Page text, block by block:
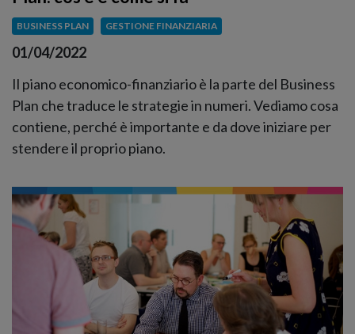
BUSINESS PLAN GESTIONE FINANZIARIA
01/04/2022
Il piano economico-finanziario è la parte del Business
Plan che traduce le strategie in numeri. Vediamo cosa
contiene, perché è importante e da dove iniziare per
stendere il proprio piano.